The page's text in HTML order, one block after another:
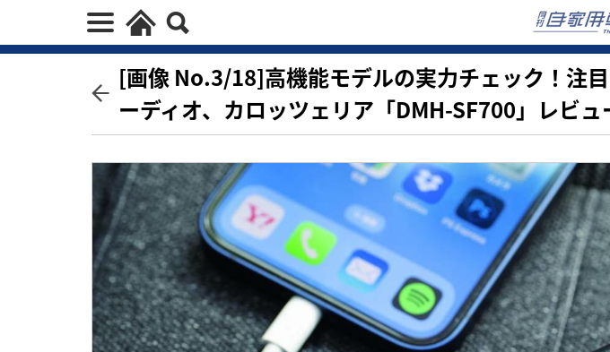
[画像 No.3/18]高機能モデルの実力チェック！注
ーディオ、カロッツェリア「DMH-SF700」レビュ